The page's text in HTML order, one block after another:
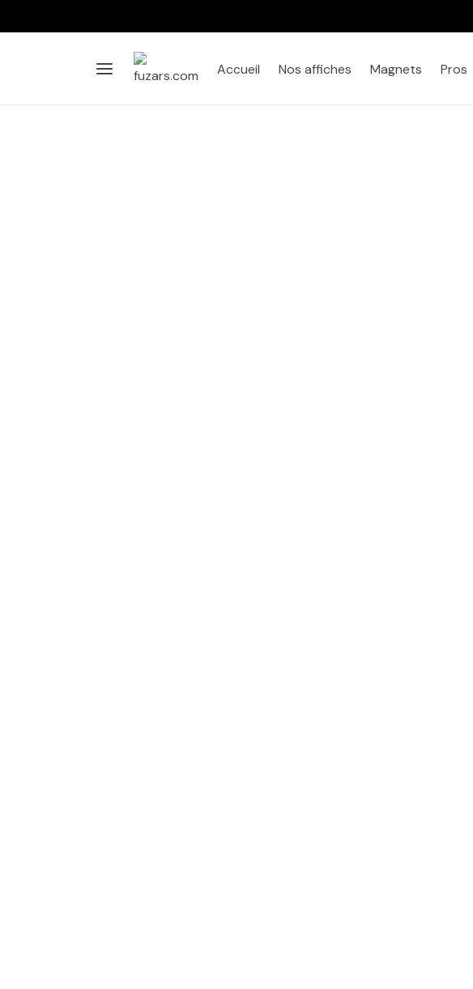
Accueil Nos affiches Magnets Pros